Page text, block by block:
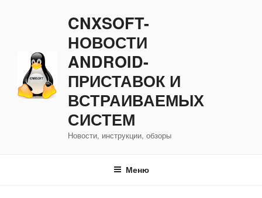
CNXSOFT-
НОВОСТИ
ANDROID-
ПРИСТАВОК И
ВСТРАИВАЕМЫХ
СИСТЕМ
Новости, инструкции, обзоры
Меню